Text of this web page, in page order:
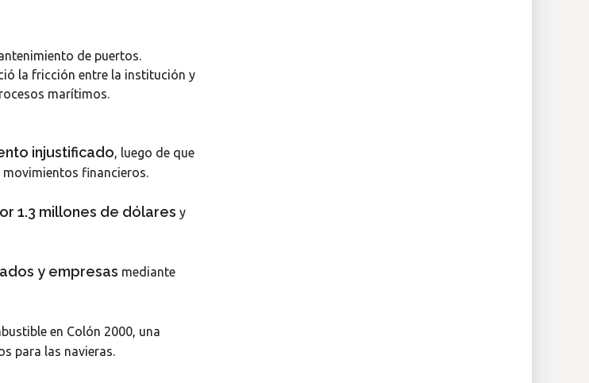
de puertos.
la fricción entre la institución y
marítimos.
injustificado, luego de que
financieros.
1.3 millones de dólares y
y empresas mediante
en Colón 2000, una
para las navieras.